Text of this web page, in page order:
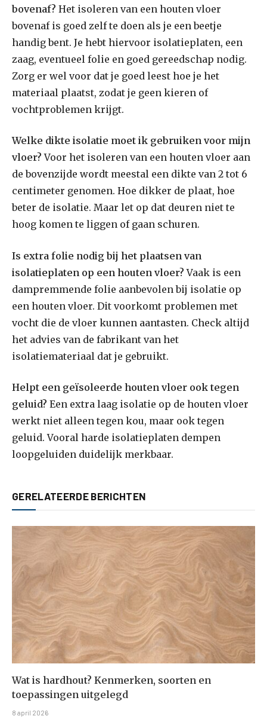
bovenaf? Het isoleren van een houten vloer
bovenaf is goed zelf te doen als je een beetje
handig bent. Je hebt hiervoor isolatieplaten, een
zaag, eventueel folie en goed gereedschap nodig.
Zorg er wel voor dat je goed leest hoe je het
materiaal plaatst, zodat je geen kieren of
vochtproblemen krijgt.
Welke dikte isolatie moet ik gebruiken voor mijn
vloer? Voor het isoleren van een houten vloer aan
de bovenzijde wordt meestal een dikte van 2 tot 6
centimeter genomen. Hoe dikker de plaat, hoe
beter de isolatie. Maar let op dat deuren niet te
hoog komen te liggen of gaan schuren.
Is extra folie nodig bij het plaatsen van
isolatieplaten op een houten vloer? Vaak is een
dampremmende folie aanbevolen bij isolatie op
een houten vloer. Dit voorkomt problemen met
vocht die de vloer kunnen aantasten. Check altijd
het advies van de fabrikant van het
isolatiemateriaal dat je gebruikt.
Helpt een geïsoleerde houten vloer ook tegen
geluid? Een extra laag isolatie op de houten vloer
werkt niet alleen tegen kou, maar ook tegen
geluid. Vooral harde isolatieplaten dempen
loopgeluiden duidelijk merkbaar.
GERELATEERDE BERICHTEN
Wat is hardhout? Kenmerken, soorten en
toepassingen uitgelegd
8 april 2026